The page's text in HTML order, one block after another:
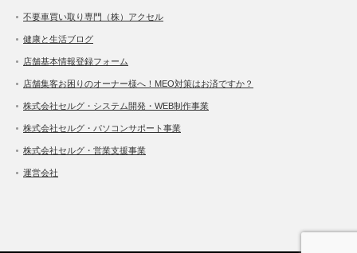
不要車買い取り専門（株）アクセル
健康と生活ブログ
店舗基本情報登録フォーム
店舗集客お困りのオーナー様へ！MEO対策はお済ですか？
株式会社セルグ・システム開発・WEB制作事業
株式会社セルグ・パソコンサポート事業
株式会社セルグ・営業支援事業
運営会社